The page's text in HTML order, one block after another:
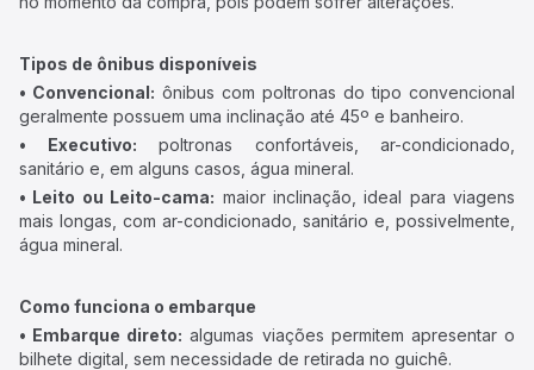
Tipos de ônibus disponíveis
• Convencional: ônibus com poltronas do tipo convencional
geralmente possuem uma inclinação até 45º e banheiro.
• Executivo: poltronas confortáveis, ar-condicionado,
sanitário e, em alguns casos, água mineral.
• Leito ou Leito-cama: maior inclinação, ideal para viagens
mais longas, com ar-condicionado, sanitário e, possivelmente,
água mineral.
Como funciona o embarque
• Embarque direto: algumas viações permitem apresentar o
bilhete digital, sem necessidade de retirada no guichê.